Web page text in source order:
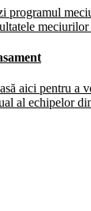
programul
meciurilor
aici pentru a
al echipelor